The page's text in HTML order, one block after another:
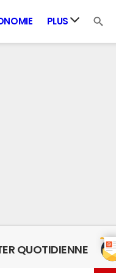
PLUS
QUOTIDIENNE